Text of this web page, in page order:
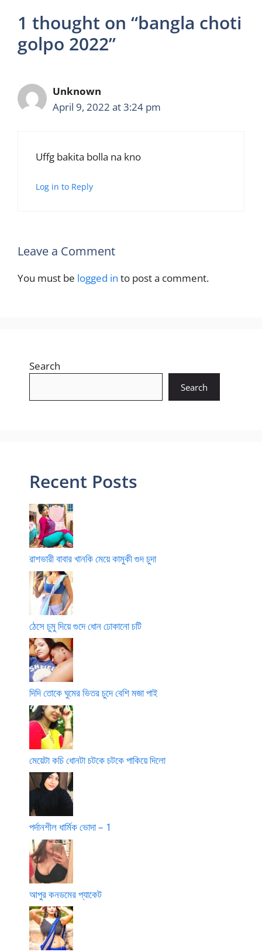
1 thought on “bangla choti
golpo 2022”
Unknown
April 9, 2022 at 3:24 pm
Uffg bakita bolla na kno
Log in to Reply
Leave a Comment
You must be logged in to post a comment.
Search
Search
Recent Posts
রাশভারী বাবার খানকি মেয়ে কামুকী গুদ চুদা
ঠেসে চুমু দিয়ে গুদে ধোন ঢোকানো চটি
দিদি তোকে ঘুমের ভিতর চুদে বেশি মজা পাই
মেয়েটা কচি ধোনটা চটকে চটকে পাকিয়ে দিলো
পর্দানশীল ধার্মিক ভোদা – 1
আপুর কনডমের প্যাকেট